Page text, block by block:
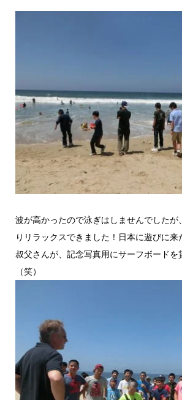
波が高かったので泳ぎはしませんでしたが
りリラックスできました！日本に遊びに
叔父さんが、記念写真用にサーフボードを
（笑）